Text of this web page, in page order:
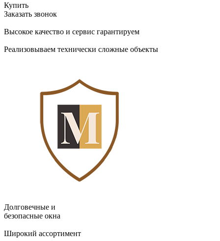
Купить
Заказать звонок
Высокое качество и сервис гарантируем
Реализовываем технически сложные объекты
Долговечные и
безопасные окна
Широкий ассортимент